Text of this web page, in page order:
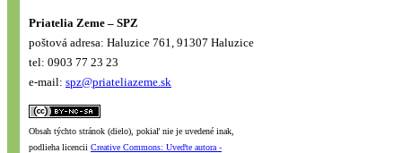
Priatelia Zeme – SPZ
poštová adresa: Haluzice 761, 91307 Haluzice
tel: 0903 77 23 23
e-mail: spz@priateliazeme.sk
Obsah týchto stránok (dielo), pokiaľ nie je uvedené inak,
podlieha licencii Creative Commons: Uveďte autora -